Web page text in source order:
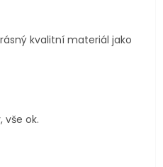
kvalitní materiál jako
vše ok.